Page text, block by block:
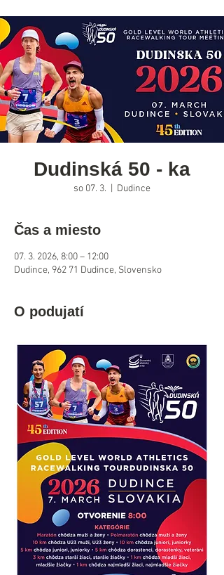
Dudinská 50 - ka
so 07. 3. Dudince
Čas a miesto
07. 3. 2026, 8:00 – 12:00
Dudince, 962 71 Dudince, Slovensko
O podujatí